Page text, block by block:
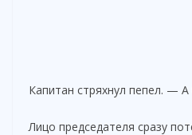
Капитан стряхнул пепел. — А
Лицо председателя сразу